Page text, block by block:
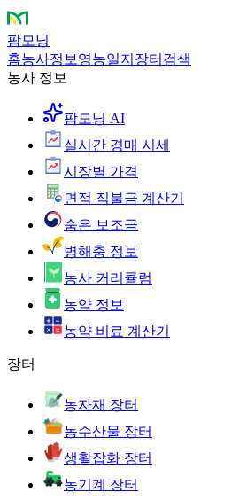
팜모닝
홈농사정보 영농일지 장터 검색
농사 정보
팜모닝 AI
실시간 경매 시세
시장별 가격
면적 직불금 계산기
숨은 보조금
병해충 정보
농사 커리큘럼
농약 정보
농약 비료 계산기
장터
농자재 장터
농수산물 장터
생활잡화 장터
농기계 장터